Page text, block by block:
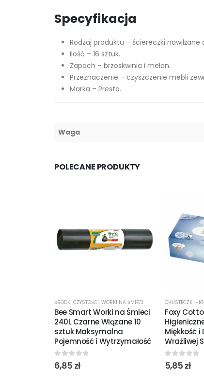
Specyfikacja
Rodzaj produktu – ściereczki
Ilość – 16 sztuk.
Zapach – brzoskwinia i melon.
Przeznaczenie – czyszczenie mebli
Marka – Presto.
Waga
POLECANE PRODUKTY
ŚRODKI CZYSTOŚCI, WORKI NA ŚMIECI
Bee Smart Worki na Śmieci
240L Czarne Wiązane 10
sztuk Maksymalna
Pojemność i Wytrzymałość
0out of 5
6,85 zł
CHUSTECZKI
Foxy
Miękkość
Wrażliwej
0out of 5
5,85 zł